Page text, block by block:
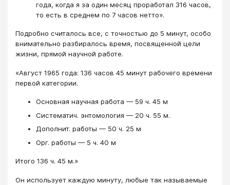
года, когда я за один месяц проработал 316 часов,
то есть в среднем по 7 ча­сов нетто».
Подробно считалось все, с точностью до 5 минут, особо
внимательно разбиралось время, посвященной цели
жизни, прямой научной работе.
«Август 1965 года: 136 часов 45 минут рабочего времени
пер­вой категории.
Основная научная работа — 59 ч. 45 м
Систематич. энтомология — 20 ч. 55 м.
Дополнит. работы — 50 ч. 25 м
Орг. работы — 5 ч. 40 м
Итого 136 ч. 45 м.»
Он использует каждую минуту, любые так называе­мые